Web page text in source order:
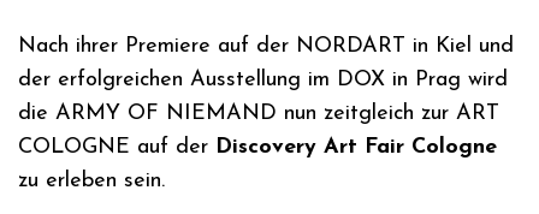
Nach ihrer Premiere auf der NORDART in Kiel und
der erfolgreichen Ausstellung im DOX in Prag wird
die ARMY OF NIEMAND nun zeitgleich zur ART
COLOGNE auf der Discovery Art Fair Cologne
zu erleben sein.